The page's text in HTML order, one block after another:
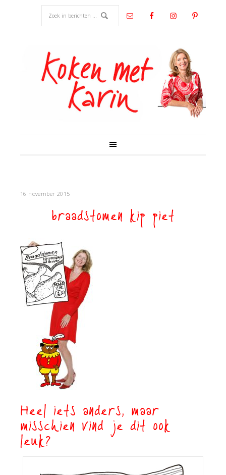
16 november 2015
braadstomen kip piet
Heel iets anders, maar
misschien vind je dit ook
leuk?